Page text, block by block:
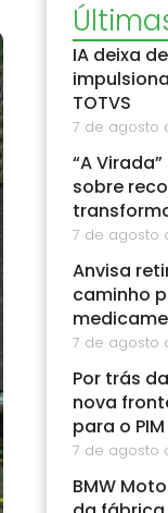
IA deixa
TOTVS
7 de agosto
“A
sobre
7 de agosto
Anvisa
caminho
7 de agosto
Por trás
nova
para o PIM
7 de agosto
BMW